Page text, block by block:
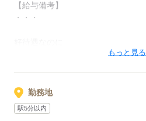
20～50代までの男女が
絶対に損はさせません（＾＾）☆
接客・受付・軽作業してました！！
という方も多数
【給与備考】
・・・
▼サクッと勤務『週1日』でも
1,600円×６H×12日
もっと見る
勤務地
駅5分以内